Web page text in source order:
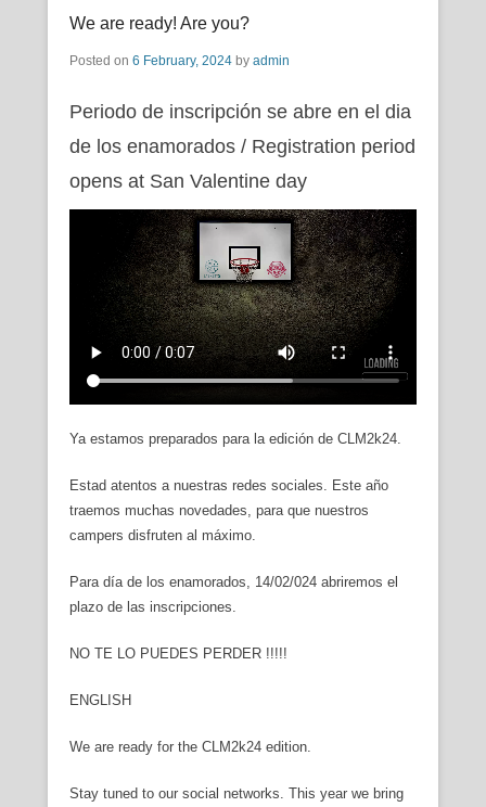
We are ready! Are you?
Posted on 6 February, 2024 by admin
Periodo de inscripción se abre en el dia
de los enamorados / Registration period
opens at San Valentine day
Ya estamos preparados para la edición de CLM2k24.
Estad atentos a nuestras redes sociales. Este año
traemos muchas novedades, para que nuestros
campers disfruten al máximo.
Para día de los enamorados, 14/02/024 abriremos el
plazo de las inscripciones.
NO TE LO PUEDES PERDER !!!!!
ENGLISH
We are ready for the CLM2k24 edition.
Stay tuned to our social networks. This year we bring